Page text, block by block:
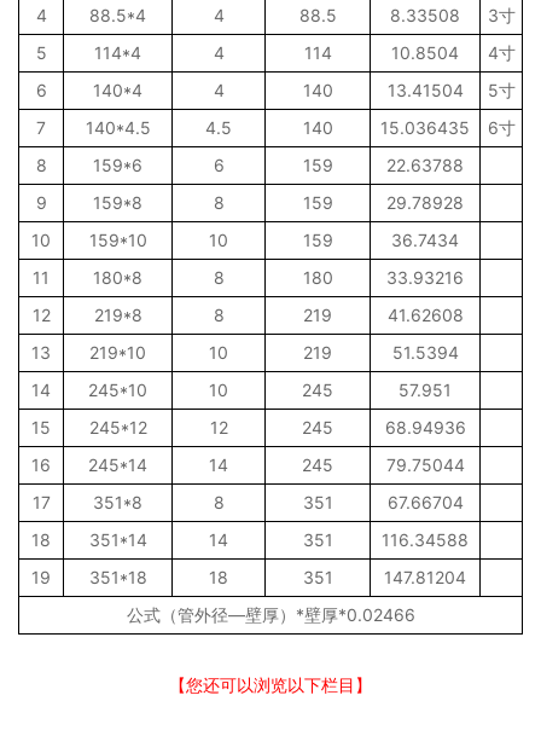
4
88.5*4 4 88.5 8.33508
3寸
5
114*4 4 114 10.8504
4寸
6
140*4 4 140 13.41504
5寸
7
140*4.5 4.5 140 15.036435
6寸
8
159*6 6 159
22.63788
9
159*8 8 159
29.78928
10
159*10 10 159
36.7434
11
180*8 8 180
33.93216
12
219*8 8 219
41.62608
13
219*10 10 219
51.5394
14
245*10 10 245
57.951
15
245*12 12 245
68.94936
16
245*14 14 245
79.75044
17
351*8 8 351
67.66704
18
351*14 14 351
116.34588
19
351*18 18 351
147.81204
公式（管外径—壁厚）*壁厚*0.02466
【您还可以浏览以下栏目】